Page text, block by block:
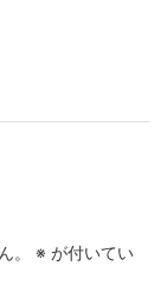
。 ※ が付いてい